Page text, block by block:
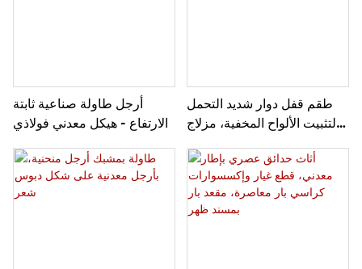
أرجل طاولة صناعية ثابتة
الارتفاع - هيكل معدني فولاذي
طقم قفل دوار شديد التحمل
لتثبيت الألواح المخفية، مزلاج
سحب، قفل تابوت